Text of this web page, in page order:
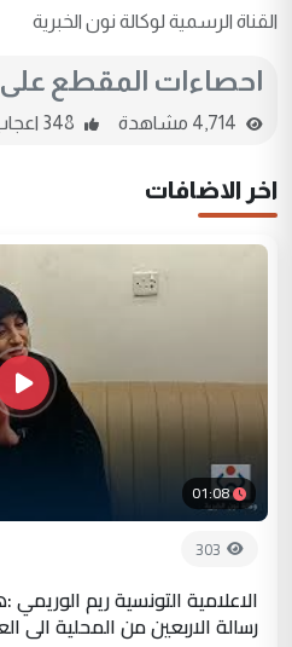
القناة الرسمية لوكالة نون الخبرية
احصاءات المقطع
اخر الاضافات
01:08
303
الاعلامية التونسية ريم
رسالة الاربعين من المحلية الى